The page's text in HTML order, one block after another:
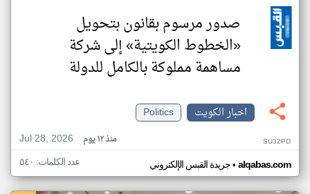
صدور مرسوم بقانون بتحويل
«الخطوط الكويتية» إلى شركة
مساهمة مملوكة بالكامل للدولة
اخبار الكويت
Politics
Jul 28, 2026
منذ ١٢ يوم SU32PD
جريدة القبس الإلكتروني• alqabas.com عدد الكلمات: ٥٤٠